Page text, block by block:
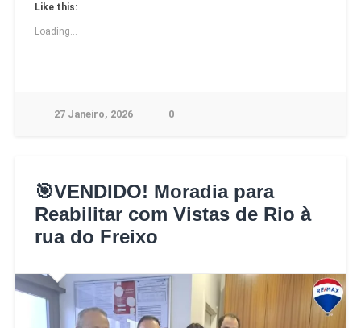
Like this:
Loading...
27 Janeiro, 2026 0
🎯VENDIDO! Moradia para
Reabilitar com Vistas de Rio à
rua do Freixo